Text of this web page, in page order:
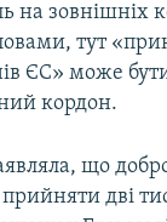
на зовнішніх
тут
ЄС» може
кордон.
що
дві